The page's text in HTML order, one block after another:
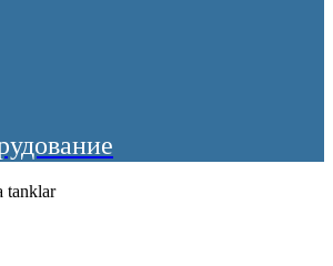
tanklar